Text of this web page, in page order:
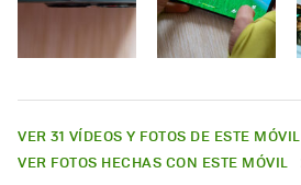
VER 31 VÍDEOS Y FOTOS DE ESTE MÓVIL
VER FOTOS HECHAS CON ESTE MÓVIL